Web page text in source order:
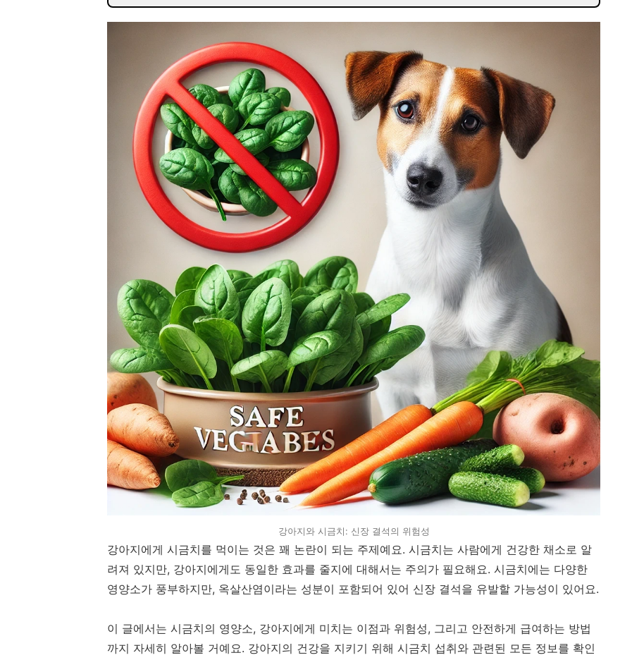
강아지와 시금치: 신장 결석의 위험성
강아지에게 시금치를 먹이는 것은 꽤 논란이 되는 주제예요. 시금치는 사람에게 건강한 채소로 알
려져 있지만, 강아지에게도 동일한 효과를 줄지에 대해서는 주의가 필요해요. 시금치에는 다양한
영양소가 풍부하지만, 옥살산염이라는 성분이 포함되어 있어 신장 결석을 유발할 가능성이 있어요.
이 글에서는 시금치의 영양소, 강아지에게 미치는 이점과 위험성, 그리고 안전하게 급여하는 방법
까지 자세히 알아볼 거예요. 강아지의 건강을 지키기 위해 시금치 섭취와 관련된 모든 정보를 확인